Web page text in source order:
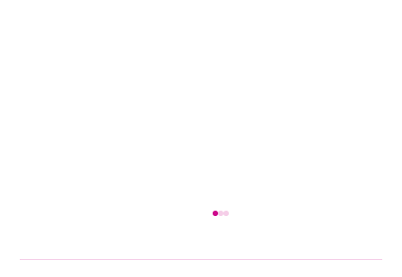
Stahlkammer Hightech wurde